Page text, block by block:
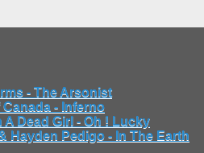
- The Arsonist
Canada - Inferno
A Dead Girl - Oh ! Lucky
Hayden Pedigo - In The Earth